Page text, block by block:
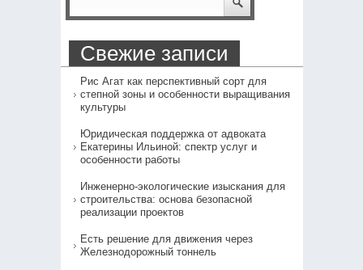
Свежие записи
Рис Агат как перспективный сорт для
степной зоны и особенности выращивания
культуры
Юридическая поддержка от адвоката
Екатерины Ильиной: спектр услуг и
особенности работы
Инженерно-экологические изыскания для
строительства: основа безопасной
реализации проектов
Есть решение для движения через
Железнодорожный тоннель